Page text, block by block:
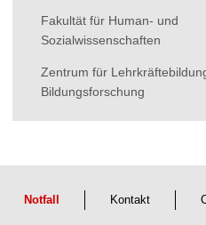
Fakultät für Human- und
Sozialwissenschaften
Zentrum für
Bildungsforschung
Notfall Kontakt